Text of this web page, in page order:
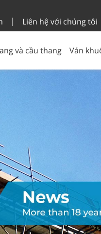
Liên hệ với chúng tôi
và cầu thang Ván